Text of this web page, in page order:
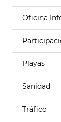
Oficina
Playas
Sanidad
Tráfico